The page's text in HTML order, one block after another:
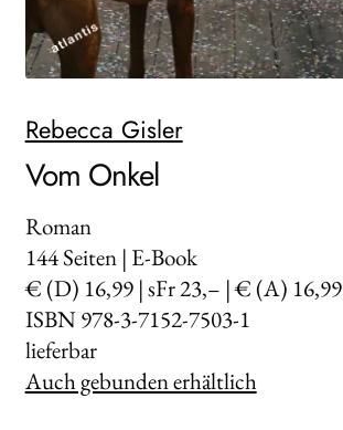
Rebecca Gisler
Vom Onkel
Roman
144Seiten | E-Book
€ (D) 16,99 | sFr 23,– | € (A) 16,99
ISBN 978-3-7152-7503-1
lieferbar
Auch gebunden erhältlich